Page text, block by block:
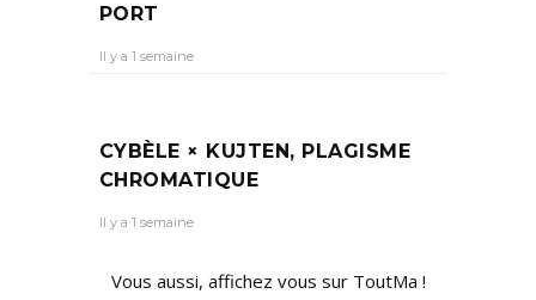
PORT
Il y a 1 semaine
CYBÈLE × KUJTEN, PLAGISME
CHROMATIQUE
Il y a 1 semaine
Vous aussi, affichez vous sur ToutMa !